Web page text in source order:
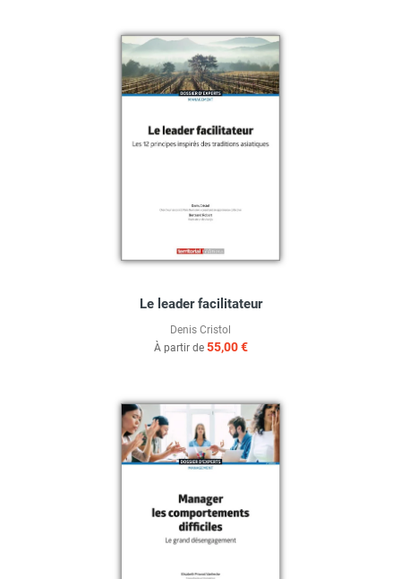
Le leader facilitateur
Denis Cristol
À partir de 55,00 €